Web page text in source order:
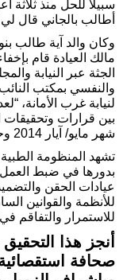
سبيلاً للحل منذ
أطالب بالجاني قال
وكان والد آية طالب
مالك العيادة قام
الجثة عبر النيابة
والنفسي بمكتب
لنيابة غرب الأمانة،
بين قرارات وتحقيقات
شهر مايو/ آيار 2014 وحتى اليوم وفق عم آية.
تشهد المنظومة
بدورها في ضبط العمل
عيادات الحقن
للأنظمة والقوانين
للاستمرار والتفاقم
أنجز هذا